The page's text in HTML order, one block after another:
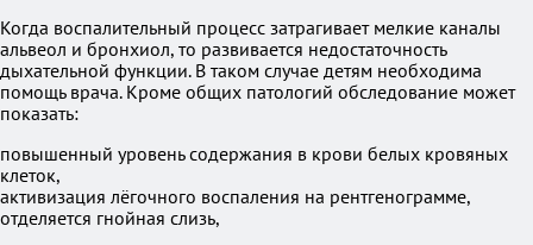
Когда воспалительный процесс затрагивает мелкие каналы
альвеол и бронхиол, то развивается недостаточность
дыхательной функции. В таком случае детям необходима
помощь врача. Кроме общих патологий обследование может
показать:
повышенный уровень содержания в крови белых кровяных
клеток,
активизация лёгочного воспаления на рентгенограмме,
отделяется гнойная слизь,